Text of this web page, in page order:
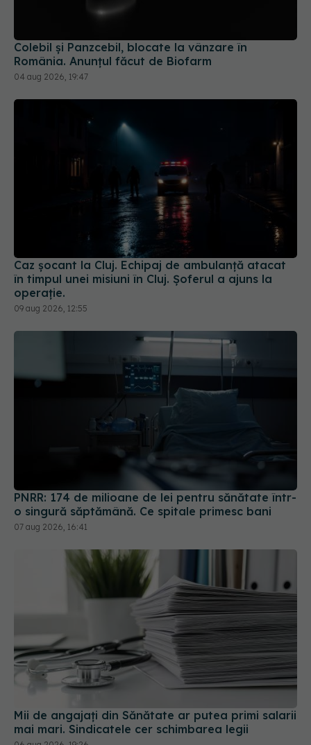
Colebil și Panzcebil, blocate la vânzare în
România. Anunțul făcut de Biofarm
04 aug 2026, 19:47
Caz șocant la Cluj. Echipaj de ambulanță atacat
în timpul unei misiuni în Cluj. Șoferul a ajuns la
operație.
09 aug 2026, 12:55
PNRR: 174 de milioane de lei pentru sănătate într-
o singură săptămână. Ce spitale primesc bani
07 aug 2026, 16:41
Mii de angajați din Sănătate ar putea primi salarii
mai mari. Sindicatele cer schimbarea legii